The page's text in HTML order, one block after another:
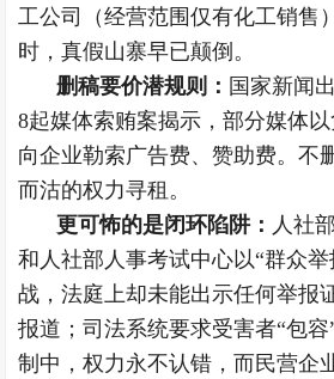
工公司（经营范围仅有化工销售
时，真假山寨早已颠倒。
删稿要价潜规则： 国家新闻
8起媒体索贿案揭示，部分媒体以
向企业勒索广告费、赞助费。不
而沽的权力寻租 。
更可怖的是闭环陷阱： 人社
和人社部人事考试中心以“群众
战，法庭上却未能出示任何举报
报道；司法系统要求受害者“包
制中，权力永不认错，而民营企